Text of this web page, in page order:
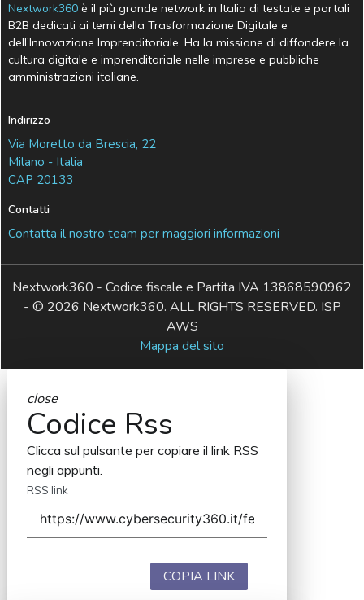
Nextwork360 è il più grande network in Italia di testate e portali
B2B dedicati ai temi della Trasformazione Digitale e
dell’Innovazione Imprenditoriale. Ha la missione di diffondere la
cultura digitale e imprenditoriale nelle imprese e pubbliche
amministrazioni italiane.
Indirizzo
Via Moretto da Brescia, 22
Milano - Italia
CAP 20133
Contatti
Contatta il nostro team per maggiori informazioni
Nextwork360 - Codice fiscale e Partita IVA 13868590962
- © 2026 Nextwork360. ALL RIGHTS RESERVED. ISP
AWS
Mappa del sito
close
Codice Rss
Clicca sul pulsante per copiare il link RSS
negli appunti.
RSS link
COPIA LINK